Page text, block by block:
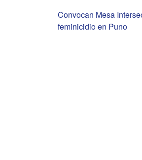
Convocan Mesa
feminicidio en Puno